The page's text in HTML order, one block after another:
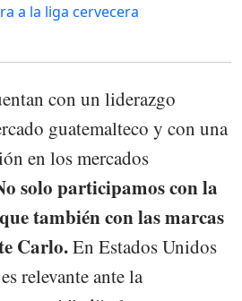
a la liga cervecera
con un liderazgo
guatemalteco y con una
en los mercados
solo participamos con la
también con las marcas
Carlo.En Estados Unidos
relevante ante la